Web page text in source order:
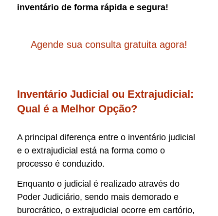
inventário de forma rápida e segura!
Agende sua consulta gratuita agora!
Inventário Judicial ou Extrajudicial:
Qual é a Melhor Opção?
A principal diferença entre o inventário judicial
e o extrajudicial está na forma como o
processo é conduzido.
Enquanto o judicial é realizado através do
Poder Judiciário, sendo mais demorado e
burocrático, o extrajudicial ocorre em cartório,